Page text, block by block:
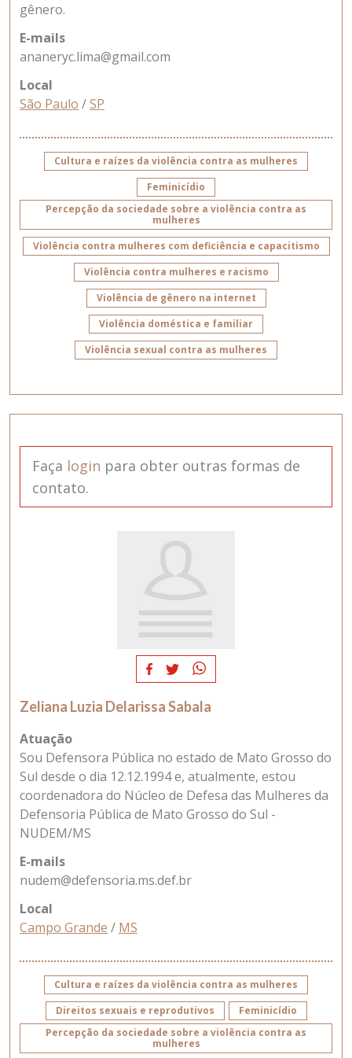
gênero.
E-mails
ananeryc.lima@gmail.com
Local
São Paulo /SP
Cultura e raízes da violência contra as mulheres
Feminicídio
Percepção da sociedade sobre a violência contra as
mulheres
Violência contra mulheres com deficiência e capacitismo
Violência contra mulheres e racismo
Violência de gênero na internet
Violência doméstica e familiar
Violência sexual contra as mulheres
Faça login para obter outras formas de
contato.
Zeliana Luzia Delarissa Sabala
Atuação
Sou Defensora Pública no estado de Mato Grosso do
Sul desde o dia 12.12.1994 e, atualmente, estou
coordenadora do Núcleo de Defesa das Mulheres da
Defensoria Pública de Mato Grosso do Sul -
NUDEM/MS
E-mails
nudem@defensoria.ms.def.br
Local
Campo Grande / MS
Cultura e raízes da violência contra as mulheres
Direitos sexuais e reprodutivos
Feminicídio
Percepção da sociedade sobre a violência contra as
mulheres